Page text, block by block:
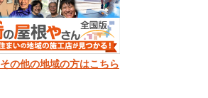
その他の地域の方はこちら